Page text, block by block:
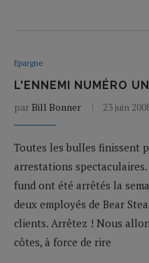
Epargne
L'ENNEMI NUMÉRO UN
par Bill Bonner 23 juin
Toutes les bulles finissent
arrestations
fund ont été arrêtés la
deux employés de Bear
clients. Arrêtez ! Nous
côtes, à force de rire